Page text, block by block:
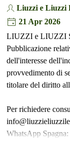
Liuzzi e Liuzzi
21 Apr 2026
LIUZZI e LIUZZI
Pubblicazione
dell'interesse
provvedimento di
titolare del diritto
Per richiedere
WhatsApp